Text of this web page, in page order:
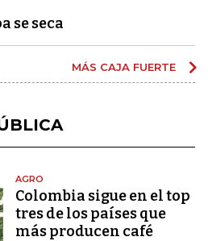
se seca
MÁS CAJA FUERTE
AGRO
Colombia sigue en el top
tres de los países que
más producen café